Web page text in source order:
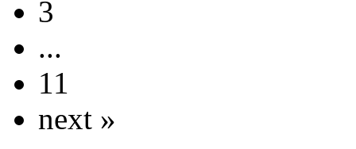
3
...
11
next »